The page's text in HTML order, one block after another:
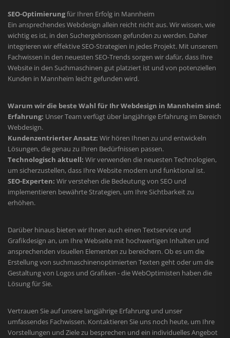
SEO-Optimierungfür Ihren Erfolg in Mannheim
Ein ansprechendes Webdesign allein reicht nicht aus. Wir wissen, wie
wichtig es ist, in den Suchergebnissen gefunden zu werden. Daher
integrieren wir effektive SEO-Strategien in jedes Projekt. Mit unserem
Fachwissen in den neuesten SEO-Trends sorgen wir dafür, dass Ihre
Website in den Suchmaschinen gut platziert ist und von potenziellen
Kunden in Mannheim leicht gefunden wird.
Warum wir die beste Wahl für Ihr Webdesign in Mannheim sind:
Erfahrung: Unser Team verfügt über langjährige Erfahrung im Bereich
Webdesign.
Kundenzentrierter Ansatz: Wir hören Ihnen zu und entwickeln
Lösungen, die genau zu Ihren Bedürfnissen passen.
Technologisch aktuell: Wir verwenden die neuesten Technologien,
um sicherzustellen, dass Ihre Website modern und funktional ist.
SEO-Experten: Wir verstehen die Bedeutung von SEO und
implementieren bewährte Strategien, um Ihre Sichtbarkeit zu
erhöhen.
Darüber hinaus bieten wir Ihnen auch einen Textservice und
Grafikdesign an, um Ihre Webseite mit hochwertigen Inhalten und
ansprechenden visuellen Elementen zu bereichern. Ob es um die
Erstellung von suchmaschinenoptimierten Texten geht oder um die
Gestaltung von Logos und Grafiken - die WebOptimisten haben die
Lösung für Sie.
Vertrauen Sie auf unsere langjährige Erfahrung und unser
umfassendes Fachwissen. Kontaktieren Sie uns noch heute, um Ihre
Vorstellungen und Ziele zu besprechen und ein individuelles Angebot